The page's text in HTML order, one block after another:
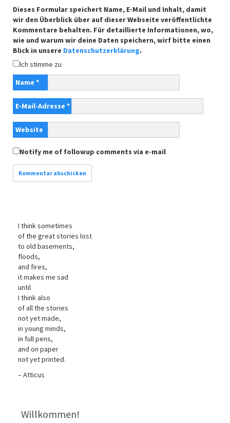
Dieses Formular speichert Name, E-Mail und Inhalt, damit
wir den Überblick über auf dieser Webseite veröffentlichte
Kommentare behalten. Für detaillierte Informationen, wo,
wie und warum wir deine Daten speichern, wirf bitte einen
Blick in unsere Datenschutzerklärung.
Ich stimme zu
Name *
E-Mail-Adresse *
Website
Notify me of followup comments via e-mail
I think sometimes
of the great stories lost
to old basements,
floods,
and fires,
it makes me sad
until
I think also
of all the stories
not yet made,
in young minds,
in full pens,
and on paper
not yet printed.
– Atticus
Willkommen!